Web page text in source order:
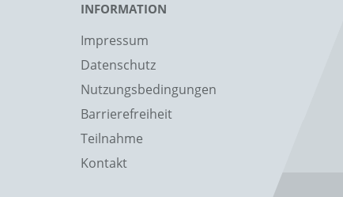
INFORMATION
Impressum
Datenschutz
Nutzungsbedingungen
Barrierefreiheit
Teilnahme
Kontakt